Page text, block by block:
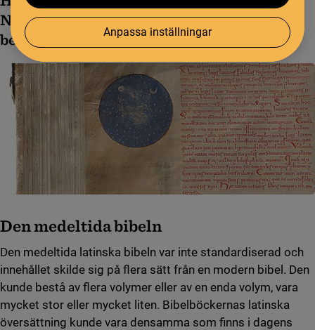
Anpassa inställningar
Nya testamentet. Resten av handskriften
består av andra skrifter.
Den medeltida bibeln
Den medeltida latinska bibeln var inte standardiserad och
innehållet skilde sig på flera sätt från en modern bibel. Den
kunde bestå av flera volymer eller av en enda volym, vara
mycket stor eller mycket liten. Bibelböckernas latinska
översättning kunde vara densamma som finns i dagens